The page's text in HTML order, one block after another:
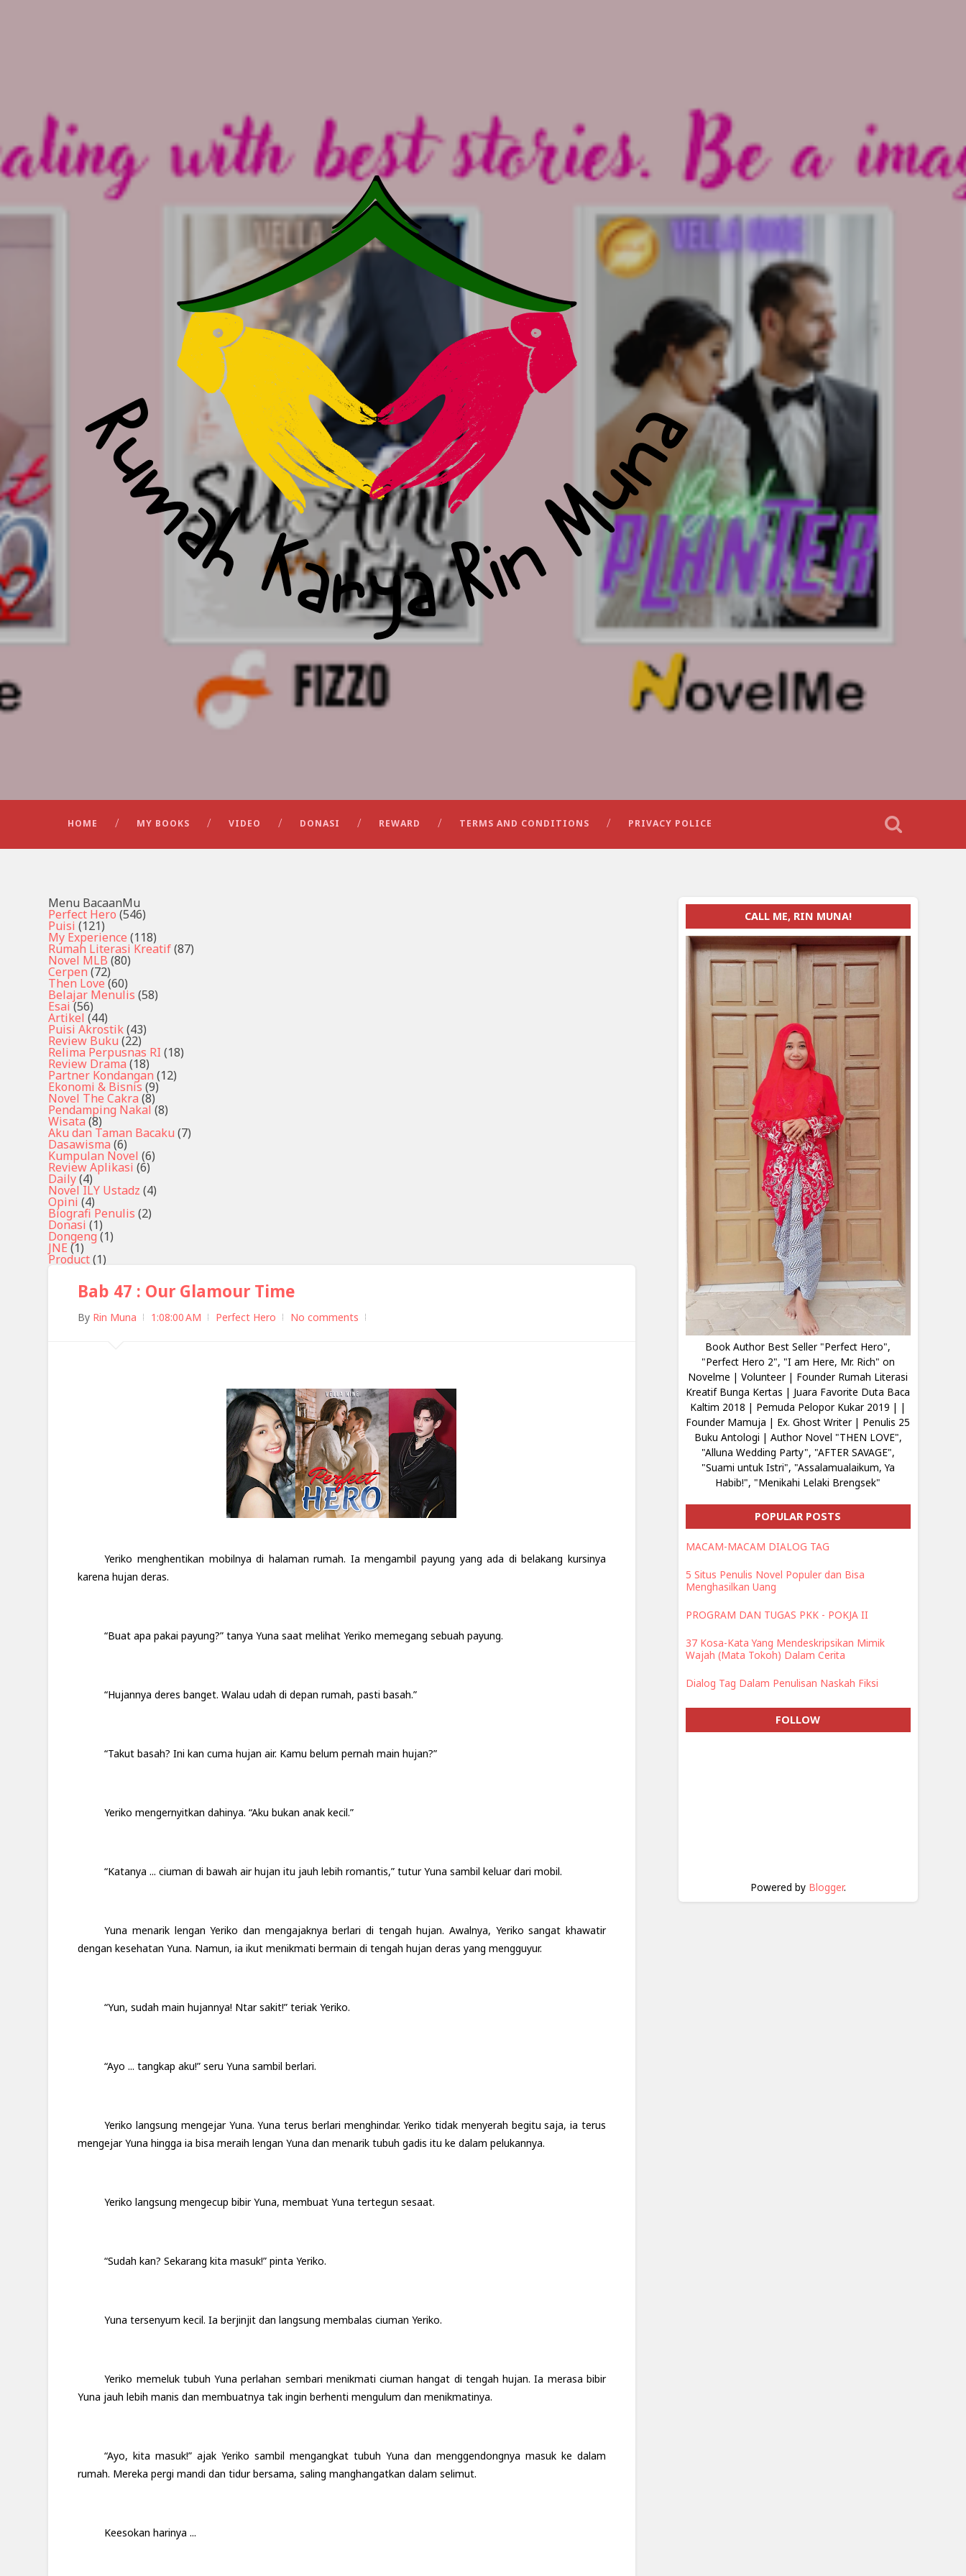
HOME MY BOOKS VIDEO DONASI REWARD TERMS AND CONDITIONS PRIVACY POLICE
Menu BacaanMu
Perfect Hero (546)
Puisi (121)
My Experience (118)
Rumah Literasi Kreatif(87)
Novel MLB (80)
Cerpen (72)
Then Love (60)
Belajar Menulis (58)
Esai (56)
Artikel (44)
Puisi Akrostik(43)
Review Buku (22)
Relima Perpusnas RI (18)
Review Drama (18)
Partner Kondangan (12)
Ekonomi & Bisnis (9)
Novel The Cakra (8)
Pendamping Nakal(8)
Wisata (8)
Aku dan Taman Bacaku (7)
Dasawisma (6)
Kumpulan Novel (6)
Review Aplikasi (6)
Daily(4)
Novel ILY Ustadz (4)
Opini (4)
Biografi Penulis (2)
Donasi (1)
Dongeng (1)
JNE (1)
Product(1)
Bab 47 : Our Glamour Time
By Rin Muna 1:08:00 AM Perfect Hero No comments
Yeriko menghentikan mobilnya di halaman rumah. Ia mengambil payung yang ada di belakang kursinya
karena hujan deras.
“Buat apa pakai payung?” tanya Yuna saat melihat Yeriko memegang sebuah payung.
“Hujannya deres banget. Walau udah di depan rumah, pasti basah.”
“Takut basah? Ini kan cuma hujan air. Kamu belum pernah main hujan?”
Yeriko mengernyitkan dahinya. “Aku bukan anak kecil.”
“Katanya ... ciuman di bawah air hujan itu jauh lebih romantis,” tutur Yuna sambil keluar dari mobil.
Yuna menarik lengan Yeriko dan mengajaknya berlari di tengah hujan. Awalnya, Yeriko sangat khawatir
dengan kesehatan Yuna. Namun, ia ikut menikmati bermain di tengah hujan deras yang mengguyur.
“Yun, sudah main hujannya! Ntar sakit!” teriak Yeriko.
“Ayo ... tangkap aku!” seru Yuna sambil berlari.
Yeriko langsung mengejar Yuna. Yuna terus berlari menghindar. Yeriko tidak menyerah begitu saja, ia terus
mengejar Yuna hingga ia bisa meraih lengan Yuna dan menarik tubuh gadis itu ke dalam pelukannya.
Yeriko langsung mengecup bibir Yuna, membuat Yuna tertegun sesaat.
“Sudah kan? Sekarang kita masuk!” pinta Yeriko.
Yuna tersenyum kecil. Ia berjinjit dan langsung membalas ciuman Yeriko.
Yeriko memeluk tubuh Yuna perlahan sembari menikmati ciuman hangat di tengah hujan. Ia merasa bibir
Yuna jauh lebih manis dan membuatnya tak ingin berhenti mengulum dan menikmatinya.
“Ayo, kita masuk!” ajak Yeriko sambil mengangkat tubuh Yuna dan menggendongnya masuk ke dalam
rumah. Mereka pergi mandi dan tidur bersama, saling manghangatkan dalam selimut.
Keesokan harinya ...
CALL ME, RIN MUNA!
Book Author Best Seller "Perfect Hero",
"Perfect Hero 2", "I am Here, Mr. Rich" on
Novelme | Volunteer | Founder Rumah Literasi
Kreatif Bunga Kertas | Juara Favorite Duta Baca
Kaltim 2018 | Pemuda Pelopor Kukar 2019 | |
Founder Mamuja | Ex. Ghost Writer | Penulis 25
Buku Antologi | Author Novel "THEN LOVE",
"Alluna Wedding Party", "AFTER SAVAGE",
"Suami untuk Istri", "Assalamualaikum, Ya
Habib!", "Menikahi Lelaki Brengsek"
POPULAR POSTS
MACAM-MACAM DIALOG TAG
5 Situs Penulis Novel Populer dan Bisa
Menghasilkan Uang
PROGRAM DAN TUGAS PKK - POKJA II
37 Kosa-Kata Yang Mendeskripsikan Mimik
Wajah (Mata Tokoh) Dalam Cerita
Dialog Tag Dalam Penulisan Naskah Fiksi
FOLLOW
Powered by Blogger.